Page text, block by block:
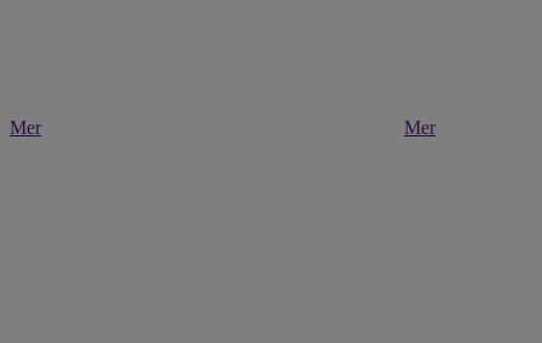
Mer Mer